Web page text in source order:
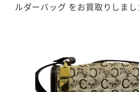
ルダーバッグ をお買取りしまし